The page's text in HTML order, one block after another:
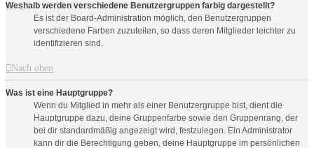
Weshalb werden verschiedene Benutzergruppen farbig dargestellt?
Es ist der Board-Administration möglich, den Benutzergruppen
verschiedene Farben zuzuteilen, so dass deren Mitglieder leichter zu
identifizieren sind.
Nach oben
Was ist eine Hauptgruppe?
Wenn du Mitglied in mehr als einer Benutzergruppe bist, dient die
Hauptgruppe dazu, deine Gruppenfarbe sowie den Gruppenrang, der
bei dir standardmäßig angezeigt wird, festzulegen. Ein Administrator
kann dir die Berechtigung geben, deine Hauptgruppe im persönlichen